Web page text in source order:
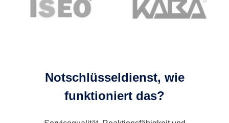
Notschlüsseldienst, wie
funktioniert das?